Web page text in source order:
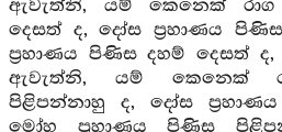
ඇවැත්නි, යම් කෙනෙක් රාග
දෙසත් ද, දෝස ප්‍රහාණය
ප්‍රහාණය පිණිස දහම් දෙසත් ද,
ඇවැත්නි, යම් කෙනෙක්
පිළිපන්නාහු ද, දෝස
මෝහ ප්‍රහාණය පිණිස